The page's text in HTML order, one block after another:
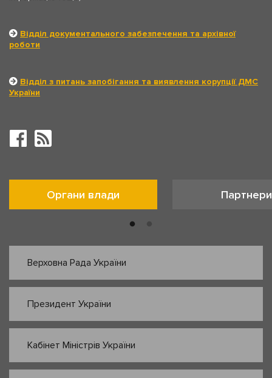
Відділ документального забезпечення та архівної
роботи
Відділ з питань запобігання та виявлення корупції ДМС
України
Органи влади Партнери
Верховна Рада України
Президент України
Кабінет Міністрів України